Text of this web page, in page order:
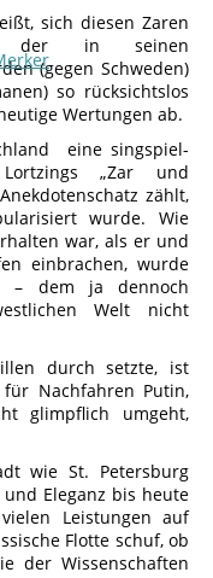
sich diesen Zaren
der in seinen
(gegen Schweden)
so rücksichtslos
Wertungen ab.
eine singspiel-
„Zar und
zählt,
wurde. Wie
war, als er und
einbrachen, wurde
– dem ja dennoch
Welt nicht
durch setzte, ist
für Nachfahren Putin,
glimpflich umgeht,
wie St. Petersburg
Eleganz bis heute
Leistungen auf
Flotte schuf, ob
der Wissenschaften